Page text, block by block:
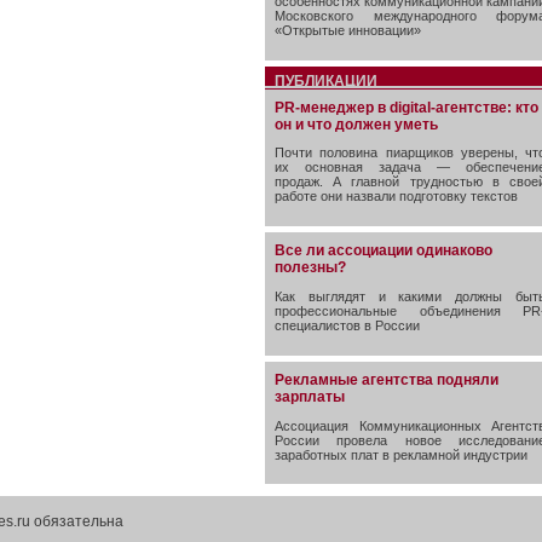
Московского международного
«Открытые инновации»
ПУБЛИКАЦИИ
PR-менеджер в digital-агентстве: кто
он и что должен уметь
Почти половина пиарщиков уверены,
их основная задача —
продаж. А главной трудностью в
работе они назвали подготовку текстов
Все ли ассоциации одинаково
полезны?
Как выглядят и какими должны
профессиональные объединения
специалистов в России
Рекламные агентства подняли
зарплаты
Ассоциация Коммуникационных
России провела новое
заработных плат в рекламной индустрии
обязательна